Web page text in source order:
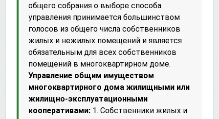
общего собрания о выборе способа
управления принимается большинством
голосов из общего числа собственников
жилых и нежилых помещений и является
обязательным для всех собственников
помещений в многоквартирном доме.
Управление общим имуществом
многоквартирного дома жилищными или
жилищно-эксплуатационными
кооперативами: 1. Собственники жилых и